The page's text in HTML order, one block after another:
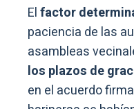
Elfactor
paciencia de las
asambleas
los plazos de
en el acuerdo